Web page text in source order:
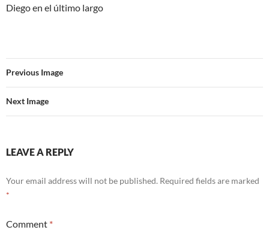
Diego en el último largo
Previous Image
Next Image
LEAVE A REPLY
Your email address will not be published. Required fields are marked
*
Comment *